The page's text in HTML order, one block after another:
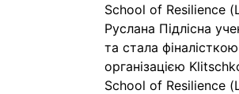
School of Resilience
Руслана Підлісна
та стала
організацією
School of Resilience